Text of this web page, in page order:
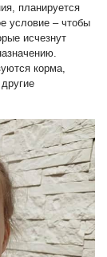
планируется
условие – чтобы
исчезнут
корма,